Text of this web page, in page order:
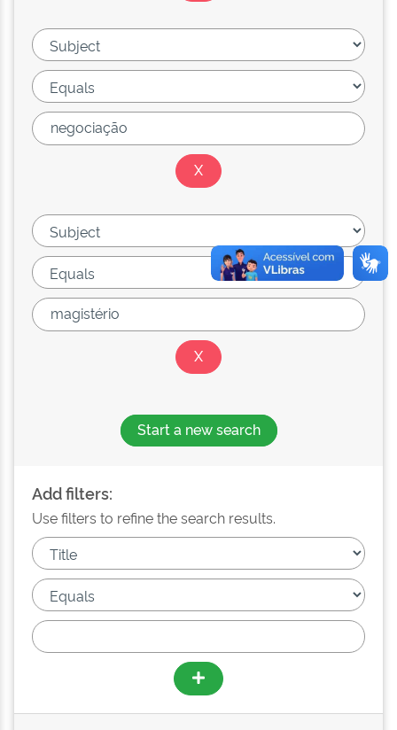
Start a new search
Add filters:
Use filters to refine the search results.